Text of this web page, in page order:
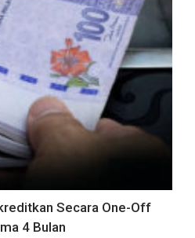
Secara One-Off
4 Bulan